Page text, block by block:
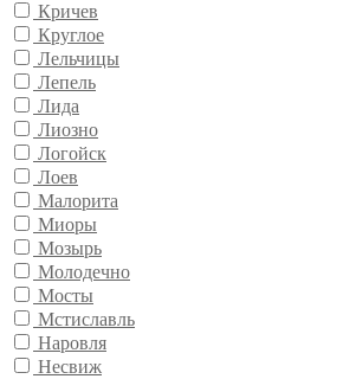
Кричев
Круглое
Лельчицы
Лепель
Лида
Лиозно
Логойск
Лоев
Малорита
Миоры
Мозырь
Молодечно
Мосты
Мстиславль
Наровля
Несвиж